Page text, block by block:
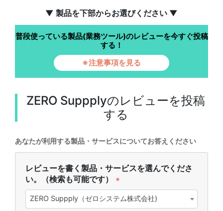
▼ 製品を下部からお選びください ▼
普段使っている製品(業務ツール)のレビューを今すぐ投稿
する！
※注意事項を見る
ZERO Suppplyのレビューを投稿
する
あなたが利用する製品・サービスについてお答えください
レビューを書く製品・サービスを選んでくださ
い。（検索も可能です）
*
ZERO Suppply（ゼロシステム株式会社)